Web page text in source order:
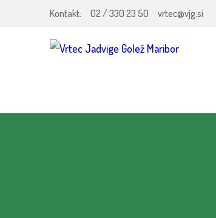
Kontakt: 02 / 330 23 50 vrtec@vjg.si